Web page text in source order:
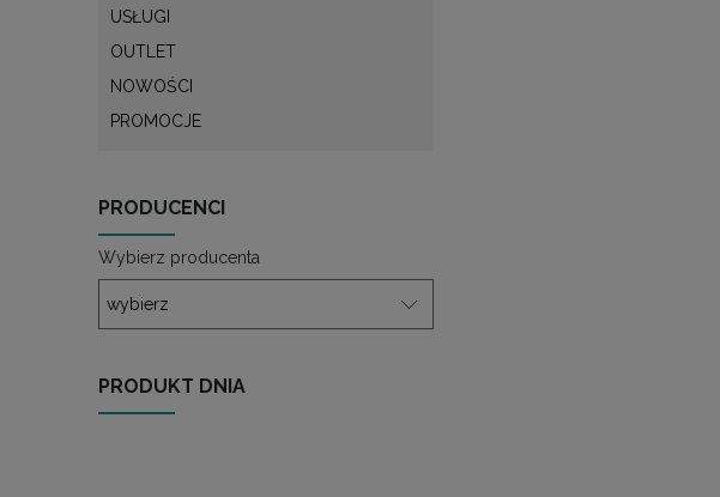
USŁUGI
OUTLET
NOWOŚCI
PROMOCJE
PRODUCENCI
Wybierz producenta
PRODUKT DNIA